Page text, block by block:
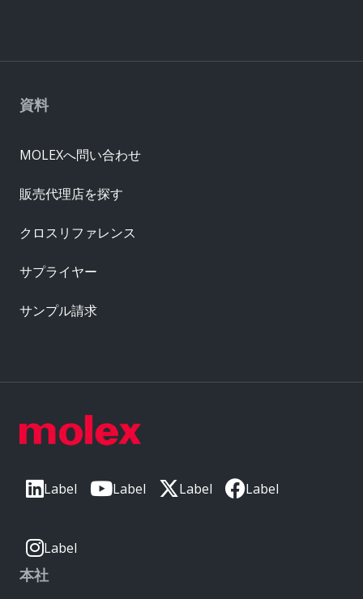
Label Label Label Label
Label
本社
資料
MOLEXへ問い合わせ
販売代理店を探す
クロスリファレンス
サプライヤー
サンプル請求